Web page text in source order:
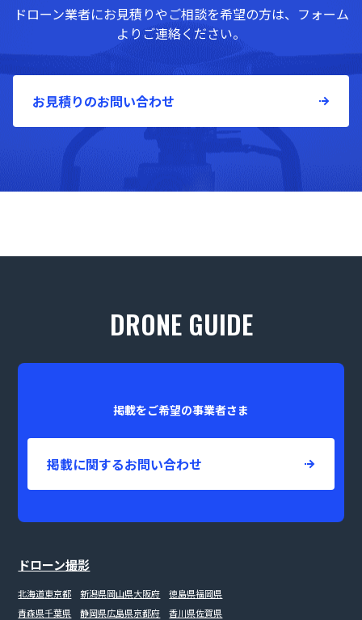
ドローン業者にお見積りやご相談を希望の方は、フォーム
よりご連絡ください。
お見積りのお問い合わせ
DRONE GUIDE
掲載をご希望の事業者さま
掲載に関するお問い合わせ
ドローン撮影
北海道
青森県
東京都
千葉県
新潟県
静岡県
岡山県
広島県
大阪府
京都府
徳島県
香川県
福岡県
佐賀県